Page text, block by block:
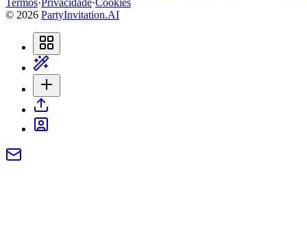
Termos·Privacidade·Cookies
© 2026 PartyInvitation.AI